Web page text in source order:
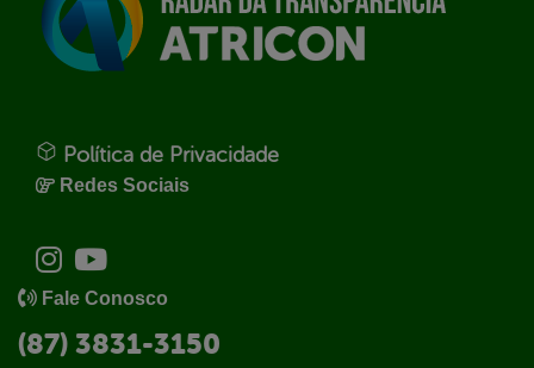
Política de Privacidade
Redes Sociais
Fale Conosco
(87) 3831-3150